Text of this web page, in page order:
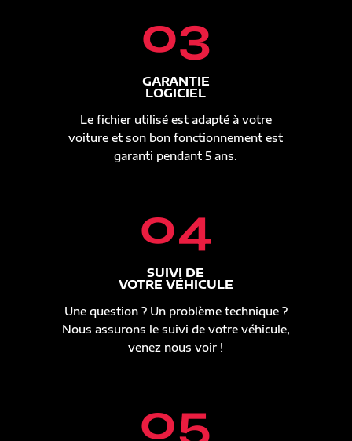
03
GARANTIE
LOGICIEL
Le fichier utilisé est adapté à votre
voiture et son bon fonctionnement est
garanti pendant 5 ans.
04
SUIVI DE
VOTRE VÉHICULE
Une question ? Un problème technique ?
Nous assurons le suivi de votre véhicule,
venez nous voir !
05